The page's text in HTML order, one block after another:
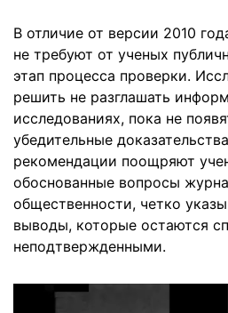
В отличие от версии 2010
не требуют от ученых
этап процесса проверки.
решить не разглашать
исследованиях, пока не
убедительные
рекомендации поощряют
обоснованные вопросы
общественности, четко
выводы, которые остаются
неподтвержденными.